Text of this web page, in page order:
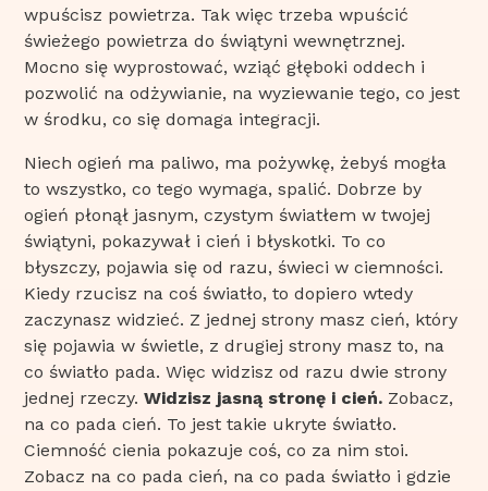
wpuścisz powietrza. Tak więc trzeba wpuścić
świeżego powietrza do świątyni wewnętrznej.
Mocno się wyprostować, wziąć głęboki oddech i
pozwolić na odżywianie, na wyziewanie tego, co jest
w środku, co się domaga integracji.
Niech ogień ma paliwo, ma pożywkę, żebyś mogła
to wszystko, co tego wymaga, spalić. Dobrze by
ogień płonął jasnym, czystym światłem w twojej
świątyni, pokazywał i cień i błyskotki. To co
błyszczy, pojawia się od razu, świeci w ciemności.
Kiedy rzucisz na coś światło, to dopiero wtedy
zaczynasz widzieć. Z jednej strony masz cień, który
się pojawia w świetle, z drugiej strony masz to, na
co światło pada. Więc widzisz od razu dwie strony
jednej rzeczy.Widzisz jasną stronę i cień. Zobacz,
na co pada cień. To jest takie ukryte światło.
Ciemność cienia pokazuje coś, co za nim stoi.
Zobacz na co pada cień, na co pada światło i gdzie